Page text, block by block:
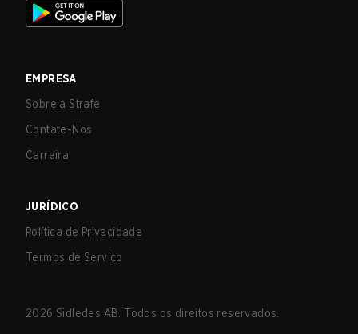
EMPRESA
Sobre a Strafe
Contate-Nos
Carreira
JURÍDICO
Política de Privacidade
Termos de Serviço
2026 Sidledes AB. Todos os direitos reservados.